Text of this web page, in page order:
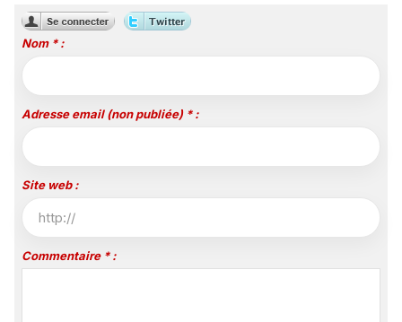
Nom * :
Adresse email (non publiée) * :
Site web :
Commentaire * :